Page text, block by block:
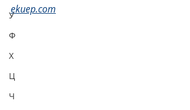
У
Ф
Х
Ц
Ч
ekuep.com